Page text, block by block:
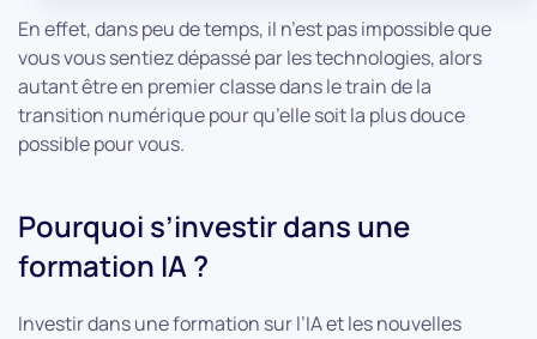
En effet, dans peu de temps, il n’est pas impossible que
vous vous sentiez dépassé par les technologies, alors
autant être en premier classe dans le train de la
transition numérique pour qu’elle soit la plus douce
possible pour vous.
Pourquoi s’investir dans une
formation IA ?
Investir dans une formation sur l’IA et les nouvelles